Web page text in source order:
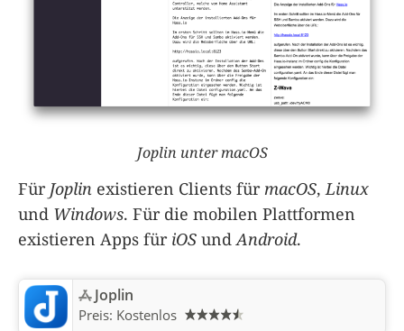
Joplin unter macOS
Für Joplin existieren Clients für macOS,Linux
und Windows. Für die mobilen Plattformen
existieren Apps für iOS undAndroid.
Joplin
Preis: Kostenlos